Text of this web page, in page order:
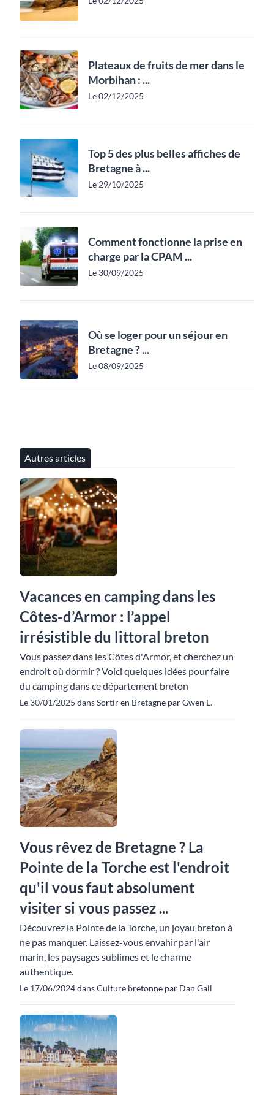
Plateaux de fruits de mer dans le
Morbihan : ...
Le 02/12/2025
Top 5 des plus belles affiches de
Bretagne à ...
Le 29/10/2025
Comment fonctionne la prise en
charge par la CPAM ...
Le 30/09/2025
Où se loger pour un séjour en
Bretagne ? ...
Le 08/09/2025
Autres articles
Vacances en camping dans les
Côtes-d’Armor : l’appel
irrésistible du littoral breton
Vous passez dans les Côtes d'Armor, et cherchez un
endroit où dormir ? Voici quelques idées pour faire
du camping dans ce département breton
Le 30/01/2025 dans Sortir en Bretagne par Gwen L.
Vous rêvez de Bretagne ? La
Pointe de la Torche est l'endroit
qu'il vous faut absolument
visiter si vous passez ...
Découvrez la Pointe de la Torche, un joyau breton à
ne pas manquer. Laissez-vous envahir par l'air
marin, les paysages sublimes et le charme
authentique.
Le 17/06/2024 dans Culture bretonne par Dan Gall